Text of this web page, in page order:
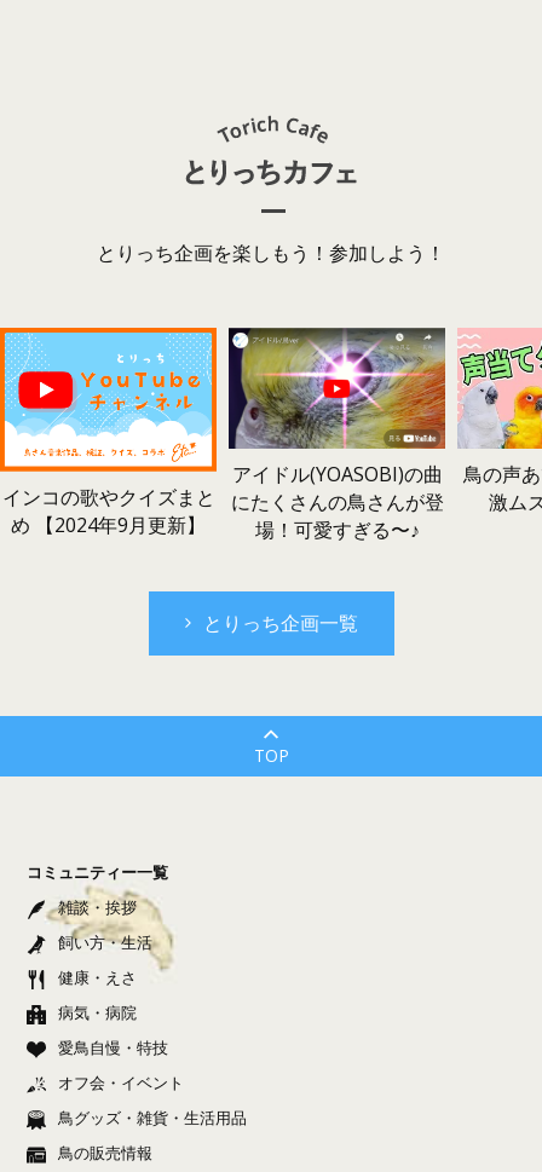
とりっち企画を楽しもう！参加しよう！
インコの歌やクイズまと
め 【2024年9月更新】
アイドル(YOASOBI)の曲
にたくさんの鳥さんが登
場！可愛すぎる〜♪
鳥の声
激ム
とりっち企画一覧
TOP
コミュニティー一覧
雑談・挨拶
飼い方・生活
健康・えさ
病気・病院
愛鳥自慢・特技
オフ会・イベント
鳥グッズ・雑貨・生活用品
鳥の販売情報